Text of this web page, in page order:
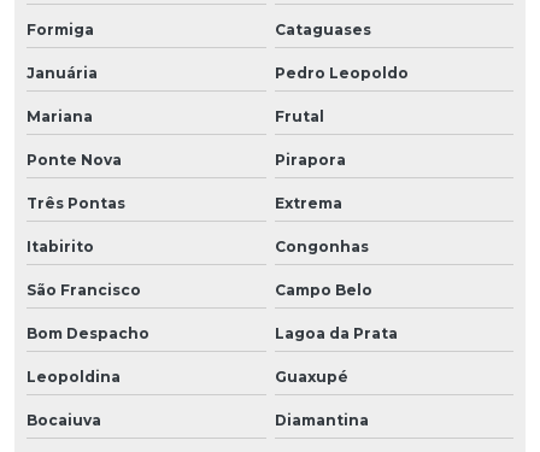
Formiga Cataguases
Januária Pedro Leopoldo
Mariana Frutal
Ponte Nova Pirapora
Três Pontas Extrema
Itabirito Congonhas
São Francisco Campo Belo
Bom Despacho Lagoa da Prata
Leopoldina Guaxupé
Bocaiuva Diamantina